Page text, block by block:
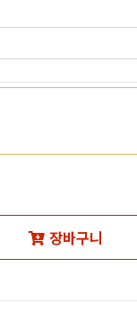
장바구니